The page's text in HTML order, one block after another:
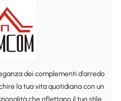
dei complementi d'arredo
la tua vita quotidiana con un